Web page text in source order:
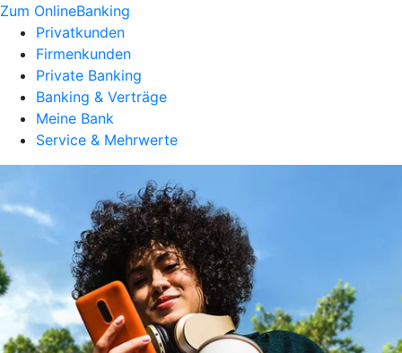
Zum OnlineBanking
Privatkunden
Firmenkunden
Private Banking
Banking & Verträge
Meine Bank
Service & Mehrwerte